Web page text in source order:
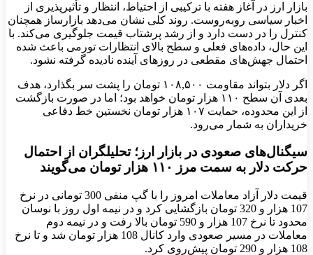
بازار ارز در آغاز هفته با ترکیبی از احتیاط، انتظار و تأثیرپذیری از
اخبار سیاسی روبه‌روست. روند کلی نشان می‌دهد بازارساز همچنان
کنترل را در دست دارد و از رشد پرشتاب قیمت جلوگیری می‌کند. با
این حال، داده‌های فعلی و سطح بالای انتظارات تورمی باعث شده
احتمال جهش‌های مقطعی در روزهای آینده نادیده گرفته نشود.
اگر دلار بتواند مقاومت ۱۰۸,۵۰۰ تومان را پشت سر بگذارد، هدف
بعدی آن سطح ۱۱۰ هزار تومان خواهد بود؛ اما در صورت بازگشت
از این محدوده، حمایت ۱۰۷ هزار تومان نخستین خط دفاعی
خریداران به شمار می‌رود.
سیگنال‌های صعودی در بازار ارز؛ تحلیلگران از احتمال
حرکت دلار به سمت مرز ۱۱۰ هزار تومان می‌گویند
قیمت دلار آزاد معاملات امروز را با گپ منفی 300 تومانی در نرخ
107 هزار و 320 تومان بازگشایی کرد و در نیمه اول روز با نوسان
محدود تا نرخ 107 هزار و 590 تومان بالا رفت و در نیمه دوم
معاملات در مسیر صعودی وارد کانال 108 هزار تومان شد و تا نرخ
108 هزار و 290 تومان پیش‌روی کرد.